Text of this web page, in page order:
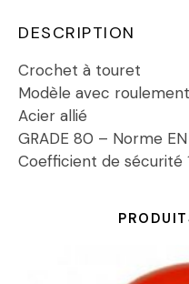
DESCRIPTION
Crochet à touret
Modèle avec
Acier allié
GRADE 80 – Norme
Coefficient de sécurité